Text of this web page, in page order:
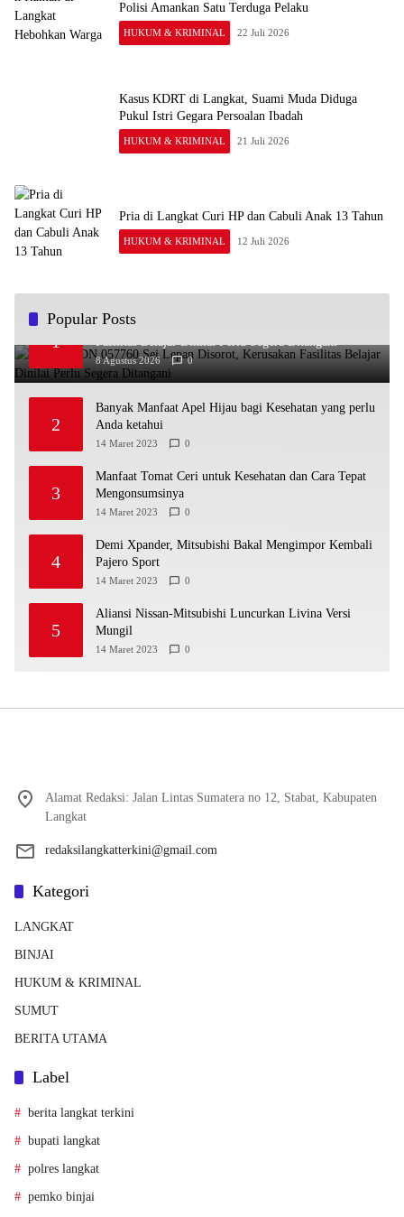
Polisi Amankan Satu Terduga Pelaku
HUKUM & KRIMINAL 22 Juli 2026
Kasus KDRT di Langkat, Suami Muda Diduga
Pukul Istri Gegara Persoalan Ibadah
HUKUM & KRIMINAL 21 Juli 2026
Pria di Langkat Curi HP dan Cabuli Anak 13 Tahun
HUKUM & KRIMINAL 12 Juli 2026
Popular Posts
1
Kondisi SDN 057760 Sei Lepan Disorot, Kerusakan
Fasilitas Belajar Dinilai Perlu Segera Ditangani
8 Agustus 2026 0
2
Banyak Manfaat Apel Hijau bagi Kesehatan yang perlu
Anda ketahui
14 Maret 2023 0
3
Manfaat Tomat Ceri untuk Kesehatan dan Cara Tepat
Mengonsumsinya
14 Maret 2023 0
4
Demi Xpander, Mitsubishi Bakal Mengimpor Kembali
Pajero Sport
14 Maret 2023 0
5
Aliansi Nissan-Mitsubishi Luncurkan Livina Versi
Mungil
14 Maret 2023 0
Alamat Redaksi: Jalan Lintas Sumatera no 12, Stabat, Kabupaten
Langkat
redaksilangkatterkini@gmail.com
Kategori
LANGKAT
BINJAI
HUKUM & KRIMINAL
SUMUT
BERITA UTAMA
Label
berita langkat terkini
bupati langkat
polres langkat
pemko binjai